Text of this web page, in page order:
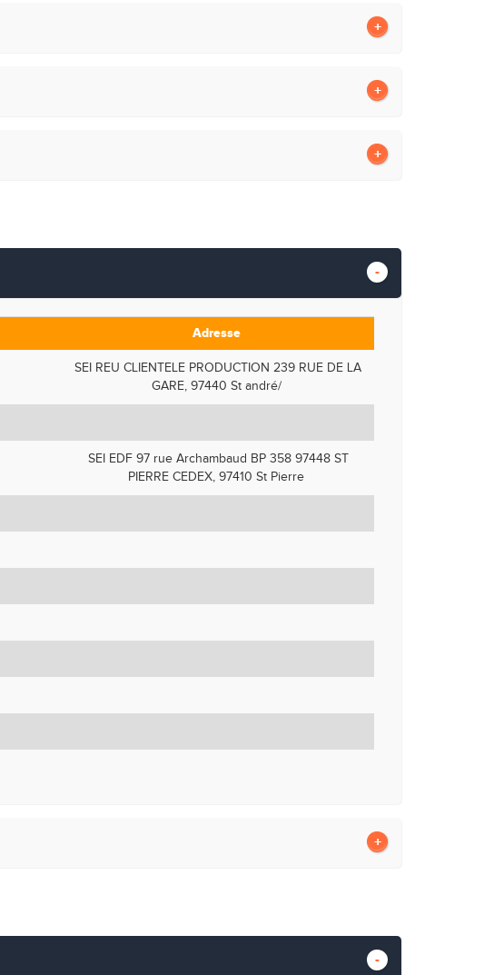
Adresse
SEI REU CLIENTELE PRODUCTION 239 RUE DE LA
GARE, 97440 St andré/
SEI EDF 97 rue Archambaud BP 358 97448 ST
PIERRE CEDEX, 97410 St Pierre